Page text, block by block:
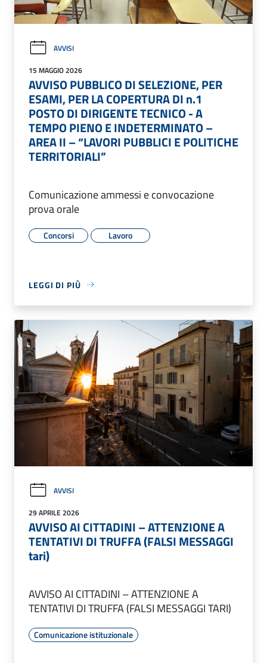
AVVISI
15 MAGGIO 2026
AVVISO PUBBLICO DI SELEZIONE, PER
ESAMI, PER LA COPERTURA DI n.1
POSTO DI DIRIGENTE TECNICO - A
TEMPO PIENO E INDETERMINATO –
AREA II – “LAVORI PUBBLICI E POLITICHE
TERRITORIALI”
Comunicazione ammessi e convocazione
prova orale
Concorsi Lavoro
LEGGI DI PIÙ
AVVISI
29 APRILE 2026
AVVISO AI CITTADINI – ATTENZIONE A
TENTATIVI DI TRUFFA (FALSI MESSAGGI
tari)
AVVISO AI CITTADINI – ATTENZIONE A
TENTATIVI DI TRUFFA (FALSI MESSAGGI TARI)
Comunicazione istituzionale